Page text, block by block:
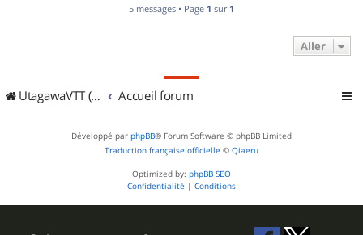
5 messages • Page 1 sur 1
Aller
UtagawaVTT (Randos VTT et VTTAE avec traces GPS) Accueil forum
Développé par phpBB® Forum Software © phpBB Limited
Traduction française officielle © Qiaeru
Optimized by: phpBB SEO
Confidentialité | Conditions